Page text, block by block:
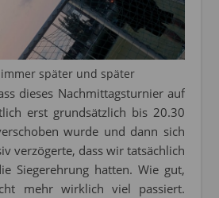
später und später
dieses Nachmittagsturnier auf
erst grundsätzlich bis 20.30
wurde und dann sich
verzögerte, dass wir tatsächlich
Siegerehrung hatten. Wie gut,
mehr wirklich viel passiert.